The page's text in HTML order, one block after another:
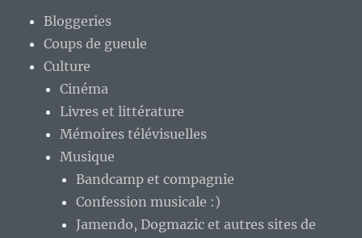
Bloggeries
Coups de gueule
Culture
Cinéma
Livres et littérature
Mémoires télévisuelles
Musique
Bandcamp et compagnie
Confession musicale :)
Jamendo, Dogmazic et autres sites de